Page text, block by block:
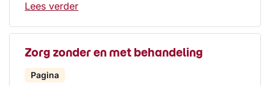
Lees verder
Zorg zonder en met behandeling
Pagina